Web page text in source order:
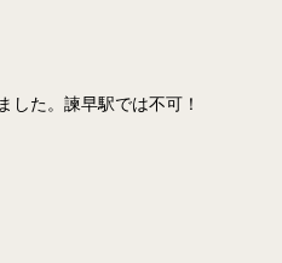
した。諫早駅では不可！